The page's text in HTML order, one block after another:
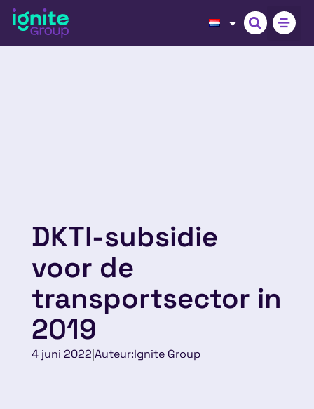
DKTI-subsidie
voor de
transportsector in
2019
4 juni 2022|Auteur:Ignite Group